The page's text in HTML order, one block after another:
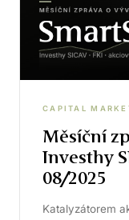
CAPITAL
Měsíční
Investhy
08/2025
Katalyzátorem